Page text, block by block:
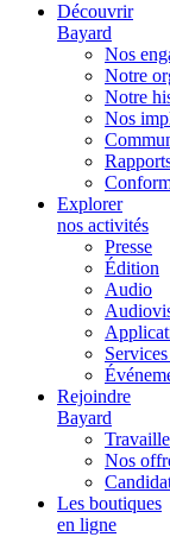
Découvrir
Bayard
Nos
Notre
Notre
Nos
Explorer
nos activités
Presse
Édition
Audio
Rejoindre
Bayard
Nos
Les boutiques
en ligne